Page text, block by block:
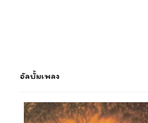
อัลบั้มเพลง